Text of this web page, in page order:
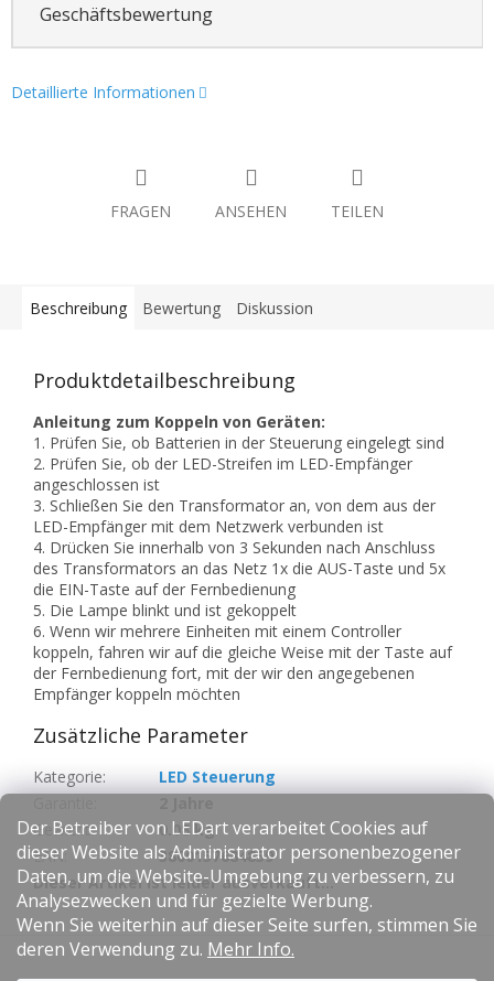
Der Betreiber von LEDart verarbeitet Cookies auf
dieser Website als Administrator personenbezogener
Daten, um die Website-Umgebung zu verbessern, zu
Analysezwecken und für gezielte Werbung.
Wenn Sie weiterhin auf dieser Seite surfen, stimmen Sie
deren Verwendung zu. Mehr Info.
Geschäftsbewertung
Detaillierte Informationen
FRAGEN ANSEHEN TEILEN
Beschreibung Bewertung Diskussion
Produktdetailbeschreibung
Anleitung zum Koppeln von Geräten:
1. Prüfen Sie, ob Batterien in der Steuerung eingelegt sind
2. Prüfen Sie, ob der LED-Streifen im LED-Empfänger
angeschlossen ist
3. Schließen Sie den Transformator an, von dem aus der
LED-Empfänger mit dem Netzwerk verbunden ist
4. Drücken Sie innerhalb von 3 Sekunden nach Anschluss
des Transformators an das Netz 1x die AUS-Taste und 5x
die EIN-Taste auf der Fernbedienung
5. Die Lampe blinkt und ist gekoppelt
6. Wenn wir mehrere Einheiten mit einem Controller
koppeln, fahren wir auf die gleiche Weise mit der Taste auf
der Fernbedienung fort, mit der wir den angegebenen
Empfänger koppeln möchten
Zusätzliche Parameter
Kategorie:
LED Steuerung
Gewicht:
0.08 kg
EAN:
3800157684859
Dieser Artikel ist leider ausverkauft…